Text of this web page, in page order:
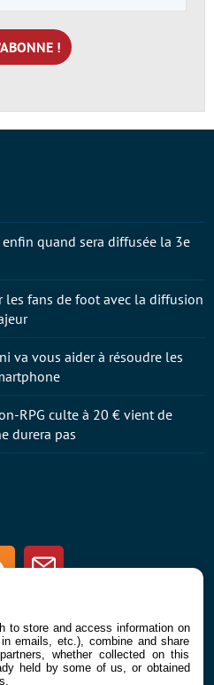
e-
mail
*
RSS Newsletter
À PROPOS
Contact
enfin quand sera diffusée la 3e
les fans de foot avec la diffusion
va vous aider à résoudre les
RPG culte à 20 € vient de
durera pas
to store and access information on
emails, etc.), combine and share
whether collected on this
held by some of us, or obtained